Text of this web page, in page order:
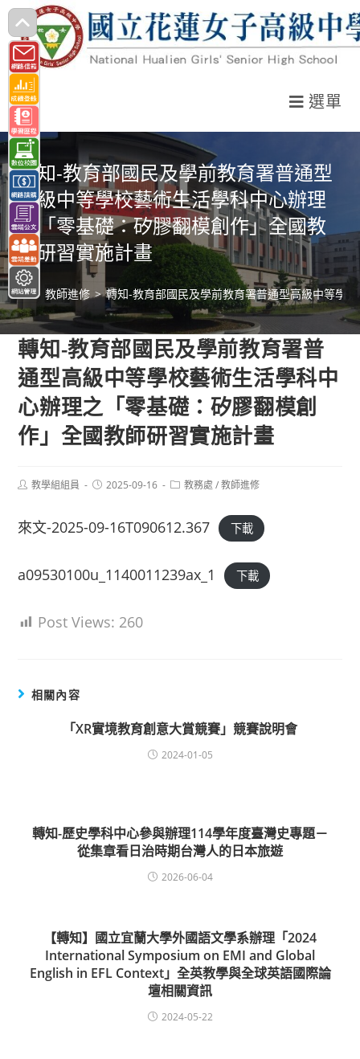
跳
轉
至
主
要
內
容
選單
轉知-教育部國民及學前教育署普通型
高級中等學校藝術生活學科中心辦理
之「零基礎：矽膠翻模創作」全國教
師研習實施計畫
> 教師進修 > 轉知-教育部國民及學前教育署普通型高級中等學
轉知-教育部國民及學前教育署普
通型高級中等學校藝術生活學科中
心辦理之「零基礎：矽膠翻模創
作」全國教師研習實施計畫
Post教學組組員
Post2025-09-16
Post教務處 / 教師進修
來文-2025-09-16T090612.367 下載
a09530100u_1140011239ax_1 下載
Post Views: 260
相關內容
「XR實境教育創意大賞競賽」競賽說明會
2024-01-05
轉知-歷史學科中心參與辦理114學年度臺灣史專題－
從集章看日治時期台灣人的日本旅遊
2026-06-04
【轉知】國立宜蘭大學外國語文學系辦理「2024
International Symposium on EMI and Global
English in EFL Context」全英教學與全球英語國際論
壇相關資訊
2024-05-22